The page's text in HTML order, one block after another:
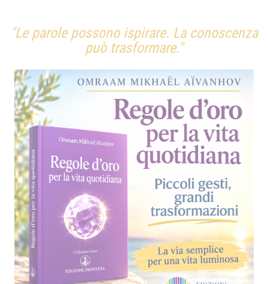
"Le parole possono ispirare. La conoscenza
può trasformare."